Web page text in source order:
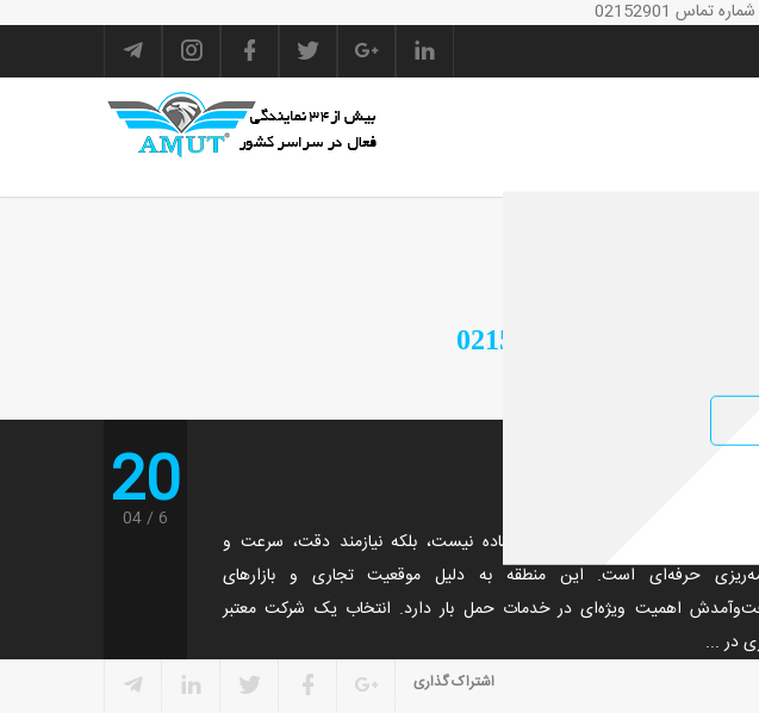
02152901
در یافت‌آباد تنها یک جابه‌جایی ساده نیست، بلکه نیازمند دقت، سرعت و
حرفه‌ای است. این منطقه به دلیل موقعیت تجاری و بازارهای
اهمیت ویژه‌ای در خدمات حمل بار دارد. انتخاب یک شرکت معتبر
در ...
20
6
04
اشتراک گذاری